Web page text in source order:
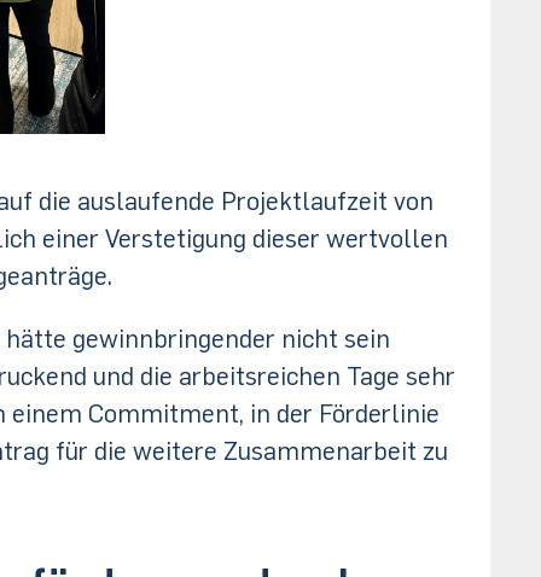
die auslaufende Projektlaufzeit von
einer Verstetigung dieser wertvollen
gewinnbringender nicht sein
und die arbeitsreichen Tage sehr
Commitment, in der Förderlinie
für die weitere Zusammenarbeit zu